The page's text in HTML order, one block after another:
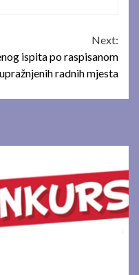
Next:
ispita po raspisanom
radnih mjesta